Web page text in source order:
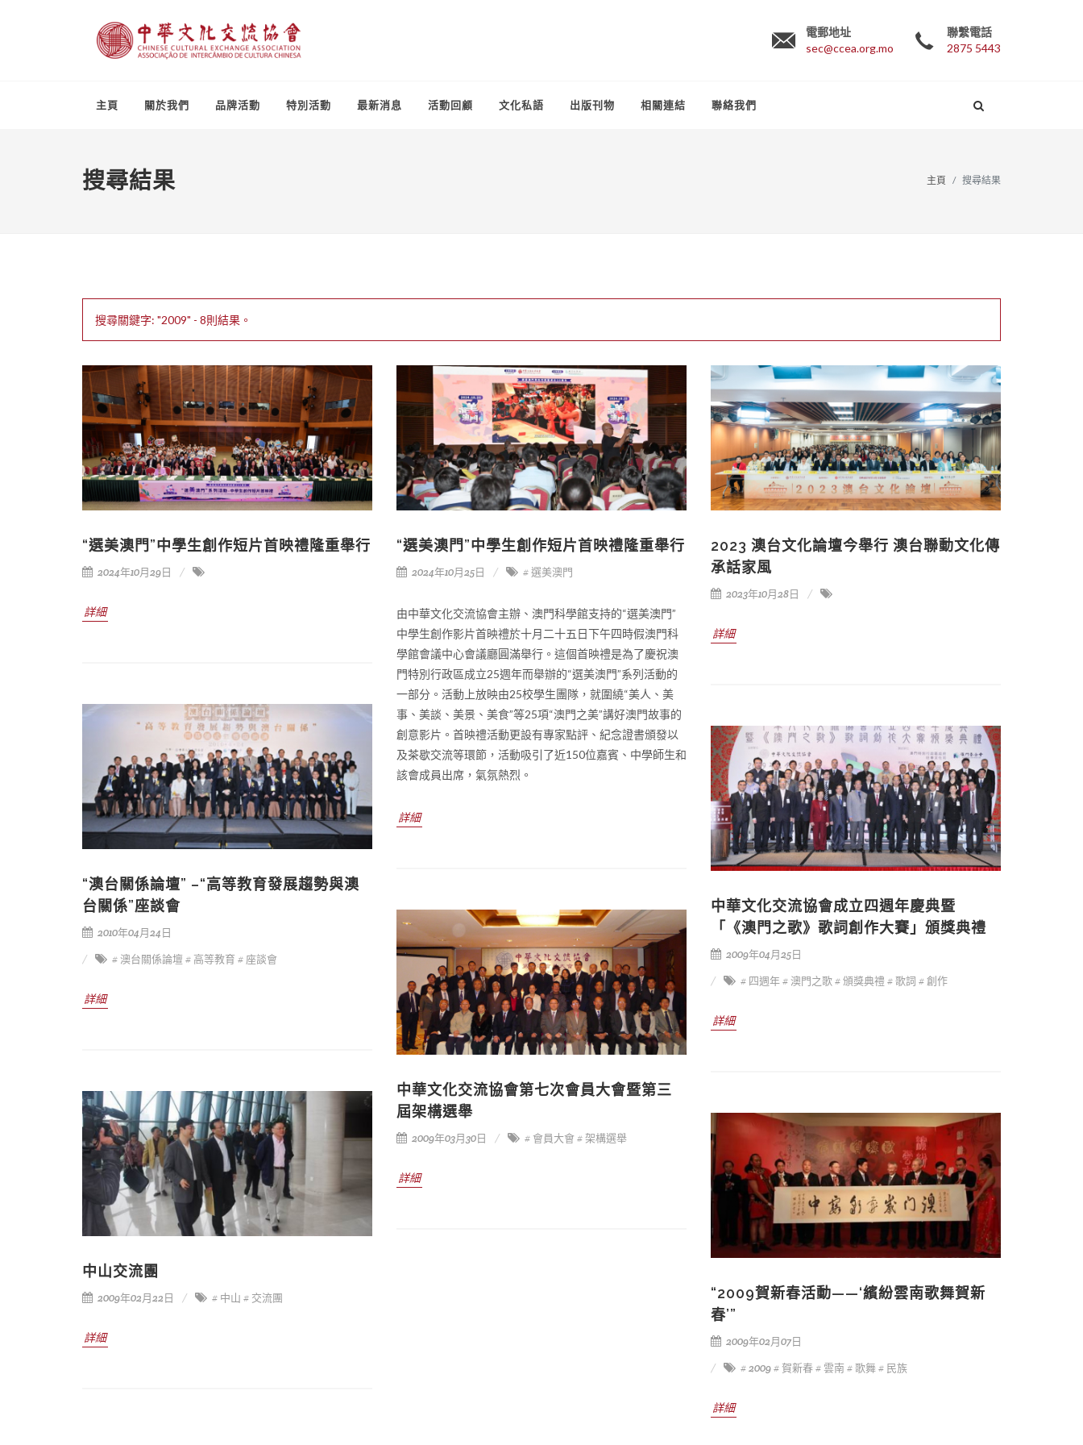
電郵地址
sec@ccea.org.mo
聯繫電話
2875 5443
主頁 關於我們 品牌活動 特別活動 最新消息 活動回顧 文化私語 出版刊物 相關連結 聯絡我們
搜尋結果 主頁 搜尋結果
搜尋關鍵字: "2009" - 8則結果。
“選美澳門”中學生創作短片首映禮隆重舉行
2024年10月29日
詳細
“選美澳門”中學生創作短片首映禮隆重舉行
2024年10月25日 # 選美澳門
由中華文化交流協會主辦、澳門科學館支持的“選美澳門”
中學生創作影片首映禮於十月二十五日下午四時假澳門科
學館會議中心會議廳圓滿舉行。這個首映禮是為了慶祝澳
門特別行政區成立25週年而舉辦的“選美澳門”系列活動的
一部分。活動上放映由25校學生團隊，就圍繞“美人、美
事、美談、美景、美食”等25項“澳門之美”講好澳門故事的
創意影片。首映禮活動更設有專家點評、紀念證書頒發以
及茶歇交流等環節，活動吸引了近150位嘉賓、中學師生和
該會成員出席，氣氛熱烈。
詳細
2023 澳台文化論壇今舉行 澳台聯動文化傳
承話家風
2023年10月28日
詳細
“澳台關係論壇” –“高等教育發展趨勢與澳
台關係”座談會
2010年04月24日
# 澳台關係論壇 # 高等教育 # 座談會
詳細
中華文化交流協會成立四週年慶典暨
「《澳門之歌》歌詞創作大賽」頒獎典禮
2009年04月25日
# 四週年# 澳門之歌# 頒獎典禮# 歌詞 # 創作
詳細
中華文化交流協會第七次會員大會暨第三
屆架構選舉
2009年03月30日 # 會員大會# 架構選舉
詳細
中山交流團
2009年02月22日 # 中山 # 交流團
詳細
“2009賀新春活動——‘繽紛雲南歌舞賀新
春’”
2009年02月07日
# 2009# 賀新春# 雲南 # 歌舞# 民族
詳細